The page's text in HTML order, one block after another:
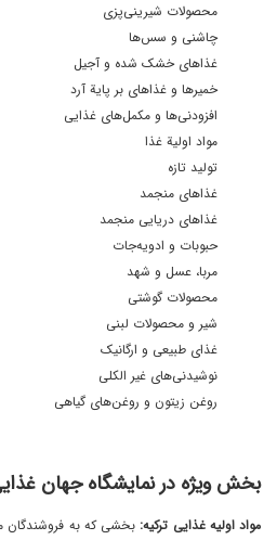
محصولات شیرینی‌پزی
چاشنی و سس‌ها
غذاهای خشک شده و آجیل
خمیرها و غذاهای بر پایة آرد
افزودنی‌ها و مکمل‌های غذایی
مواد اولیة غذا
تولید تازه
غذاهای منجمد
غذاهای دریایی منجمد
حبوبات و ادویه‌جات
مربا، عسل و شهد
محصولات گوشتی
شیر و محصولات لبنی
غذای طبیعی و ارگانیک
نوشیدنی‌های غیر الکلی
روغن زیتون و روغن‌های گیاهی
بخش ویژه در نمایشگاه جهان غذایی
مواد اولیه غذایی ترکیه: بخشی که به فروشندگان